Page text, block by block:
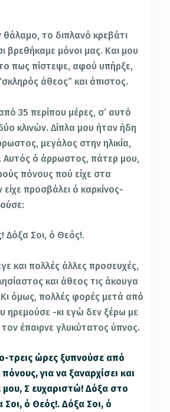
το διπλανό κρεβάτι
βρεθήκαμε μόνοι μας. Και μου
το πως πίστεψε, αφού υπήρξε,
άθεος” και άπιστος.
35 περίπου μέρες, σ’ αυτό
κλινών. Δίπλα μου ήταν ήδη
μεγάλος στην ηλικία,
Αυτός ό άρρωστος, πάτερ μου,
πόνους πού είχε στα
είχε προσβάλει ό καρκίνος-
Δόξα Σοι, ό Θεός!.
και πολλές άλλες προσευχές,
και άθεος τις άκουγα
όμως, πολλές φορές μετά από
ηρεμούσε -κι εγώ δεν ξέρω με
έπαιρνε γλυκύτατος ύπνος.
τρεις ώρες ξυπνούσε από
για να ξαναρχίσει και
μου, Σ ευχαριστώ! Δόξα στο
ό Θεός!. Δόξα Σοι, ό